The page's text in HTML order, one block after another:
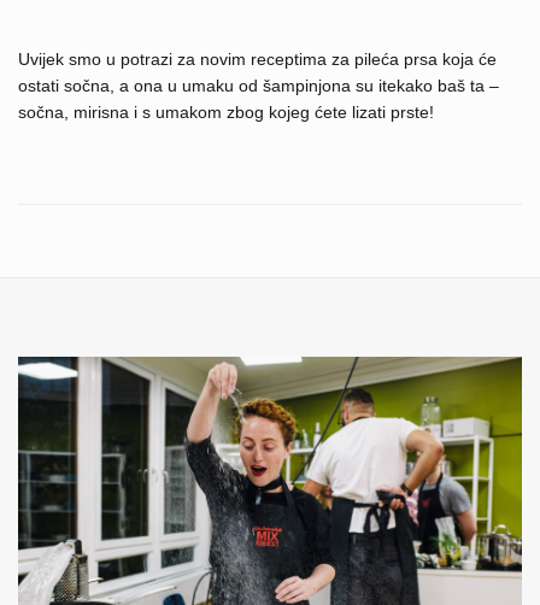
Uvijek smo u potrazi za novim receptima za pileća prsa koja će
ostati sočna, a ona u umaku od šampinjona su itekako baš ta –
sočna, mirisna i s umakom zbog kojeg ćete lizati prste!